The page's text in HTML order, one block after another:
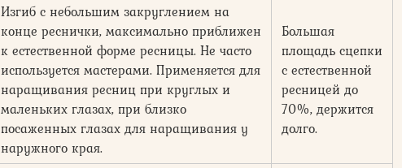
Изгиб с небольшим закруглением на
конце реснички, максимально приближен
к естественной форме ресницы. Не часто
используется мастерами. Применяется для
наращивания ресниц при круглых и
маленьких глазах, при близко
посаженных глазах для наращивания у
наружного края.
Большая
площадь сцепки
с естественной
ресницей до
70%, держится
долго.